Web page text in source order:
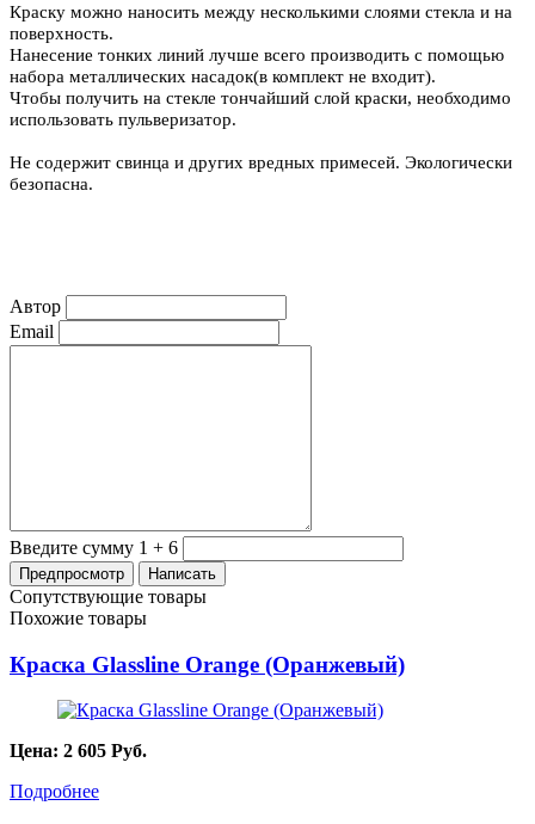
Краску можно наносить между несколькими слоями стекла и на
поверхность.
Нанесение тонких линий лучше всего производить с помощью
набора металлических насадок(в комплект не входит).
Чтобы получить на стекле тончайший слой краски, необходимо
использовать пульверизатор.
Не содержит свинца и других вредных примесей. Экологически
безопасна.
Автор
Email
Введите сумму 1 + 6
Сопутствующие товары
Похожие товары
Краска Glassline Orange (Оранжевый)
Цена: 2 605 Руб.
Подробнее